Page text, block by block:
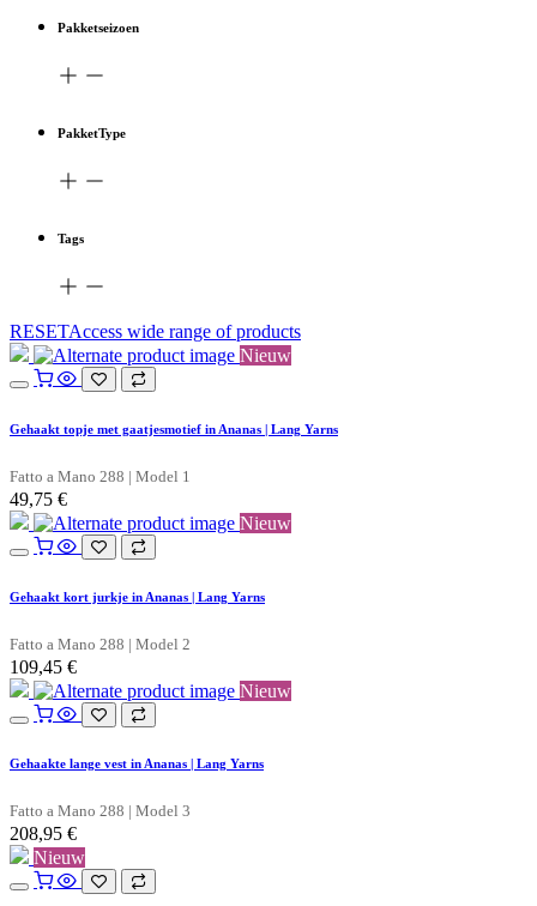
Pakketseizoen
PakketType
Tags
RESETAccess wide range of products
Nieuw
Gehaakt topje met gaatjesmotief in Ananas | Lang Yarns
Fatto a Mano 288 | Model 1
49,75 €
Nieuw
Gehaakt kort jurkje in Ananas | Lang Yarns
Fatto a Mano 288 | Model 2
109,45 €
Nieuw
Gehaakte lange vest in Ananas | Lang Yarns
Fatto a Mano 288 | Model 3
208,95 €
Nieuw